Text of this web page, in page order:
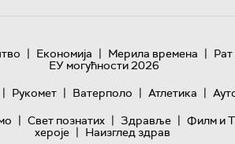
| Економија | Мерила времена | Рат
ЕУ могућности 2026
| Рукомет | Ватерполо | Атлетика |
| Свет познатих | Здравље | Филм и
хероје | Наизглед здрав